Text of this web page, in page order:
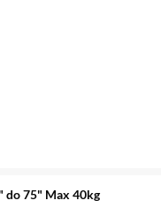
do 75" Max 40kg